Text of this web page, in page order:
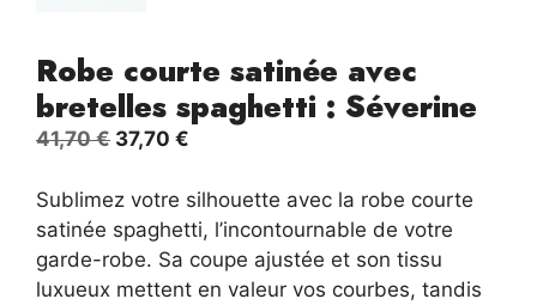
Robe courte satinée avec
bretelles spaghetti : Séverine
41,70€ Le
initial
était :
41,70 €.
37,70 €
actuel
est :
37,70 €.
Sublimez votre silhouette avec la robe courte
satinée spaghetti, l’incontournable de votre
garde-robe. Sa coupe ajustée et son tissu
luxueux mettent en valeur vos courbes, tandis